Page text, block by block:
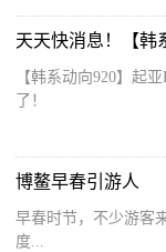
【韩系动向920】起
了！
博鳌早春引游人
早春时节，不少游客
度...